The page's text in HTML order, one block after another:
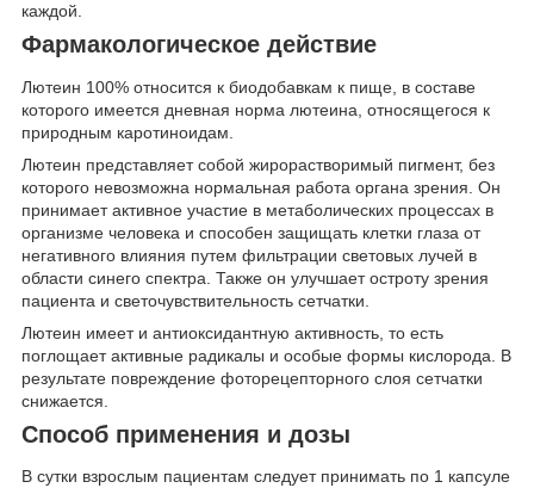
каждой.
Фармакологическое действие
Лютеин 100% относится к биодобавкам к пище, в составе
которого имеется дневная норма лютеина, относящегося к
природным каротиноидам.
Лютеин представляет собой жирорастворимый пигмент, без
которого невозможна нормальная работа органа зрения. Он
принимает активное участие в метаболических процессах в
организме человека и способен защищать клетки глаза от
негативного влияния путем фильтрации световых лучей в
области синего спектра. Также он улучшает остроту зрения
пациента и светочувствительность сетчатки.
Лютеин имеет и антиоксидантную активность, то есть
поглощает активные радикалы и особые формы кислорода. В
результате повреждение фоторецепторного слоя сетчатки
снижается.
Способ применения и дозы
В сутки взрослым пациентам следует принимать по 1 капсуле